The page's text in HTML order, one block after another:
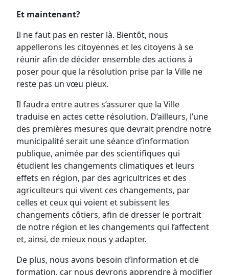
Et maintenant?
Il ne faut pas en rester là. Bientôt, nous
appellerons les citoyennes et les citoyens à se
réunir afin de décider ensemble des actions à
poser pour que la résolution prise par la Ville ne
reste pas un vœu pieux.
Il faudra entre autres s’assurer que la Ville
traduise en actes cette résolution. D’ailleurs, l’une
des premières mesures que devrait prendre notre
municipalité serait une séance d’information
publique, animée par des scientifiques qui
étudient les changements climatiques et leurs
effets en région, par des agricultrices et des
agriculteurs qui vivent ces changements, par
celles et ceux qui voient et subissent les
changements côtiers, afin de dresser le portrait
de notre région et les changements qui l’affectent
et, ainsi, de mieux nous y adapter.
De plus, nous avons besoin d’information et de
formation, car nous devrons apprendre à modifier